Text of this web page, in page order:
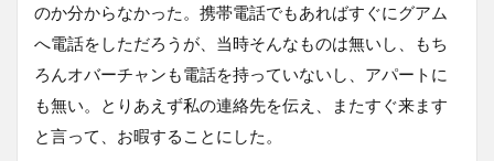
のか分からなかった。携帯電話でもあればすぐにグアム
へ電話をしただろうが、当時そんなものは無いし、もち
ろんオバーチャンも電話を持っていないし、アパートに
も無い。とりあえず私の連絡先を伝え、またすぐ来ます
と言って、お暇することにした。